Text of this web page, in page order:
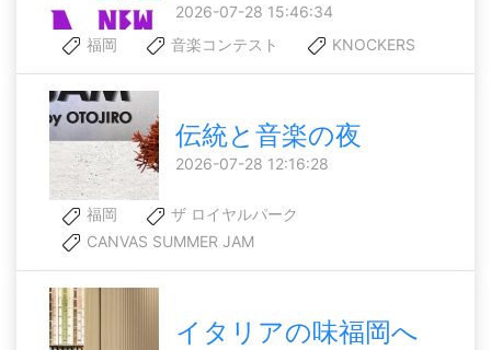
2026-07-28 15:46:34
福岡
音楽コンテスト KNOCKERS
伝統と音楽の夜
2026-07-28 12:16:28
福岡
ザ ロイヤルパーク
CANVAS SUMMER JAM
イタリアの味福岡へ